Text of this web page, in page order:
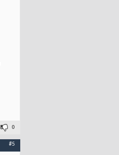
0
#5